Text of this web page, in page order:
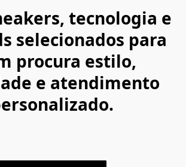
tecnologia e
selecionados para
procura estilo,
e atendimento